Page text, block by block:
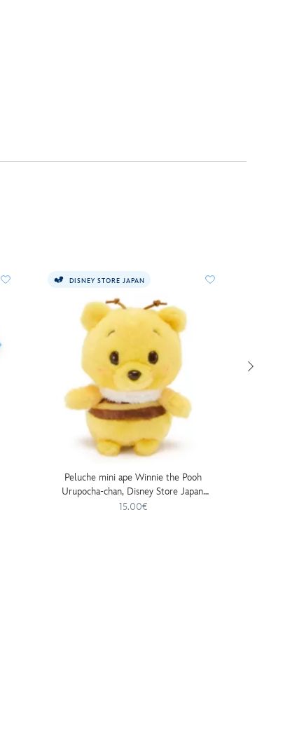
DISNEY STORE JAPAN
Peluche mini ape Winnie the Pooh
Urupocha-chan, Disney Store Japan,
11cm
15.00€